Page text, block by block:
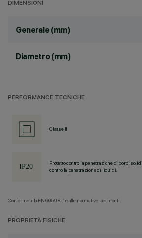
DIMENSIONI
Generale (mm)
Diametro (mm)
PERFORMANCE TECNICHE
Classe II
Protetto contro la penetrazione di corpi
contro la penetrazione di liquidi.
Conforme alla EN60598-1 e alle normative pertinenti.
PROPRIETÀ FISICHE